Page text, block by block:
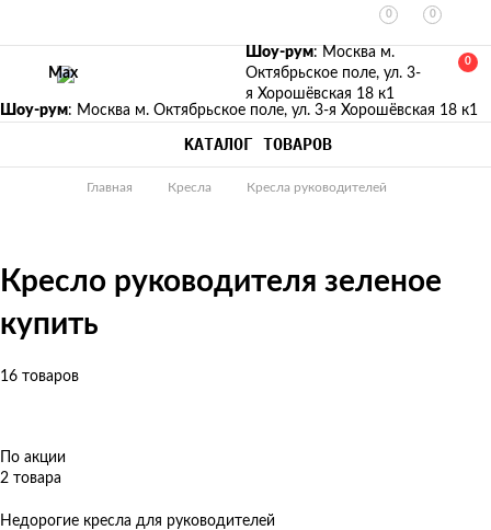
0 0
Max
Шоу-рум: Москва м.
Октябрьское поле, ул. 3-
я Хорошёвская 18 к1
0
Шоу-рум: Москва м. Октябрьское поле, ул. 3-я Хорошёвская 18 к1
КАТАЛОГ ТОВАРОВ
Главная Кресла Кресла руководителей
Кресло руководителя зеленое
купить
16 товаров
По акции
2 товара
Недорогие кресла для руководителей